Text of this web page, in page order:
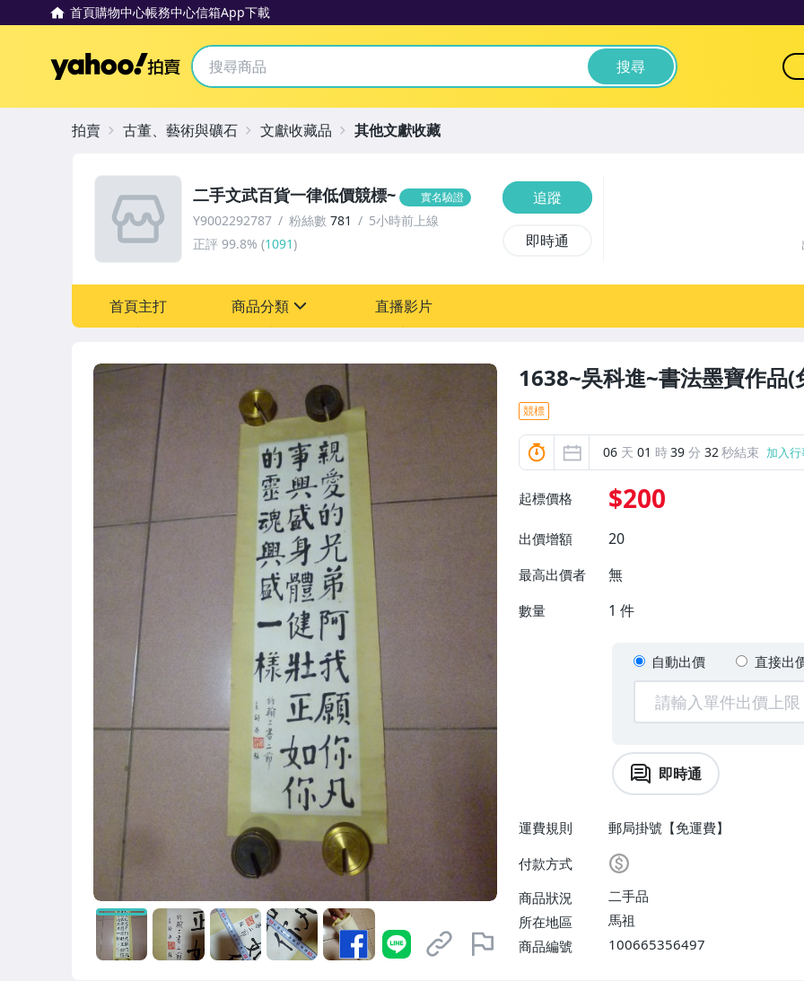
首頁購物中心帳務中心信箱App下載
Yahoo拍賣 搜尋
1638~吳科進~書法墨寶作品(
競標
06 天 01 時39 分 30秒結束 加入
起標價格 $200
出價增額 20
最高出價者 無
數量 1 件
自動出價 直接出
即時通
運費規則
郵局掛號【免運費】
付款方式
商品狀況
二手品
所在地區
馬祖
商品編號
100665356497
二手文武百貨一律低價競標~ 實名驗證
Y9002292787 粉絲數 781
5小時前上線
正評 99.8% (1091)
追蹤
即時通
首頁主打 商品分類
玩具、模型與公仔
直播影片
拍賣 古董、藝術與礦石 文獻收藏品 其他文獻收藏